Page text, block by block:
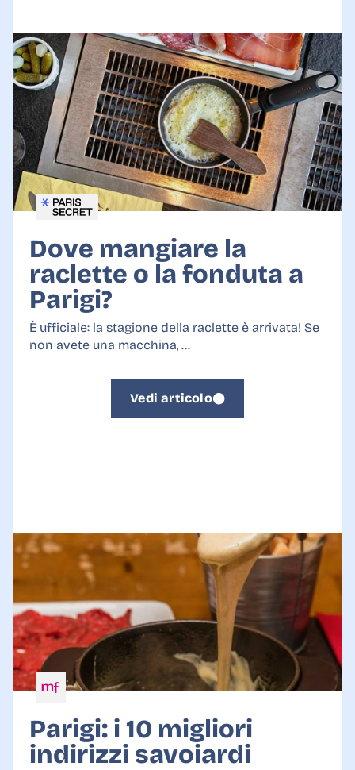
Dove mangiare la
raclette o la fonduta a
Parigi?
È ufficiale: la stagione della raclette è arrivata! Se
non avete una macchina, ...
Vedi articolo
Parigi: i 10 migliori
indirizzi savoiardi